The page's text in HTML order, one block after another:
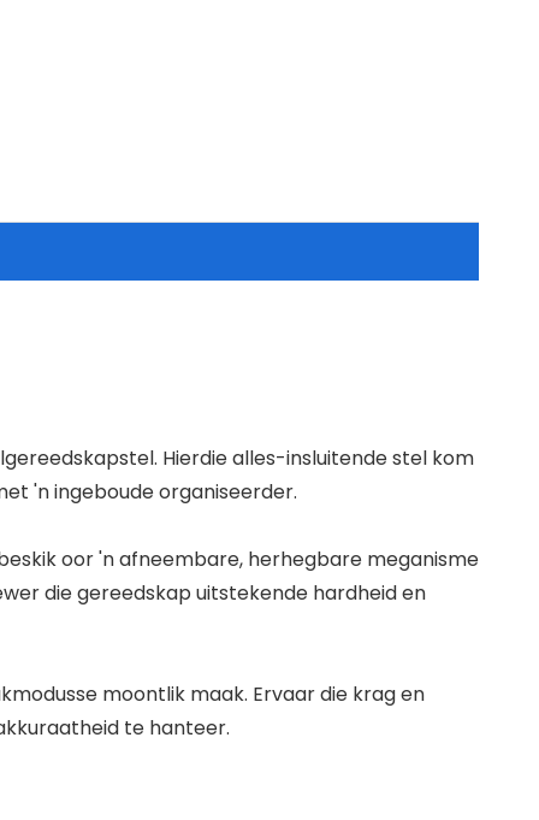
Hierdie alles-insluitende stel kom
'n ingeboude organiseerder.
oor 'n afneembare, herhegbare meganisme
die gereedskap uitstekende hardheid en
moontlik maak. Ervaar die krag en
te hanteer.